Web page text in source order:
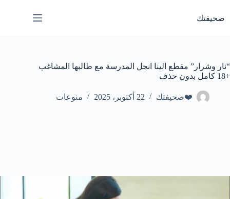
المحتوى
صحيفتك
“نار وشرار” مقطع الينا انجل المدرسة مع طالبها المشاغب
+18 كامل بدون حذف
❤️صحيفتك 22 أكتوبر، 2025 منوعات